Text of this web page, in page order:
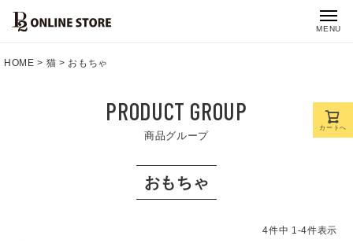
MENU
HOME 猫 おもちゃ
PRODUCT GROUP
商品グループ
おもちゃ
4件中 1-4件表示
カートへ